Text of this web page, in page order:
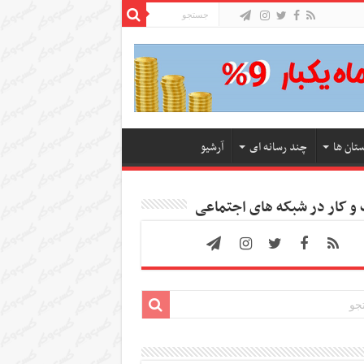
ها چند رسانه ای آرشیو
کار در شبکه های اجتماعی